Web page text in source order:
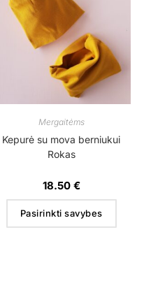
Mergaitėms
Kepurė su mova berniukui
Rokas
18.50 €
Pasirinkti savybes